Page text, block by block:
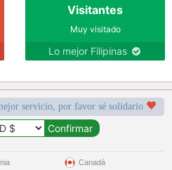
Visitantes
Muy visitado
Lo mejor Filipinas
servicio, por favor sé solidario
Canadá